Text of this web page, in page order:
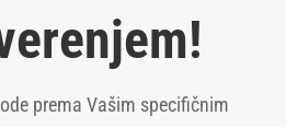
prema Vašim specifičnim